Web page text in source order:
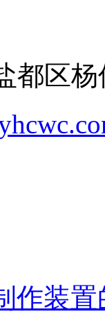
都区
作装